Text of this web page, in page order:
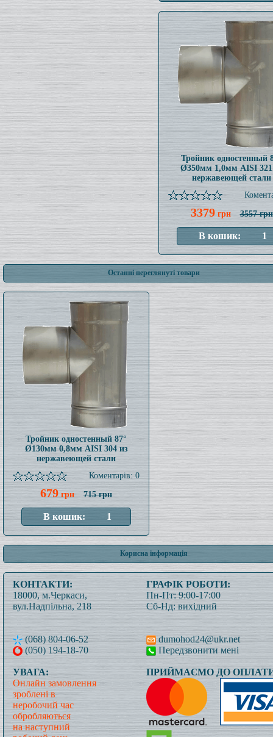
Тройник одностенный
Ø350мм 1,0мм AISI 321
нержавеющей стали
3379грн 3557 грн
Останні переглянуті товари
Тройник одностенный 87°
Ø130мм 0,8мм AISI 304 из
нержавеющей стали
Коментарів: 0
679грн 715 грн
Корисна інформація
КОНТАКТИ:
18000, м.Черкаси,
вул.Надпільна, 218
(068) 804-06-52
(050) 194-18-70
ГРАФІК РОБОТИ:
Пн-Пт: 9:00-17:00
Сб-Нд: вихідний
dumohod24@ukr.net
Передзвонити мені
УВАГА:
Онлайн замовлення
зроблені в
неробочий час
обробляються
на наступний
ПРИЙМАЄМО ДО